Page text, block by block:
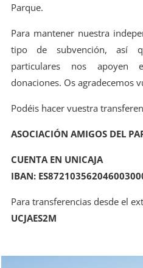
Parque.
Para mantener nuestra
tipo de subvención, así
particulares nos apoyen
donaciones. Os agradecemos
Podéis hacer vuestra
ASOCIACIÓN AMIGOS DEL
CUENTA EN UNICAJA
IBAN:
Para transferencias desde el
UCJAES2M